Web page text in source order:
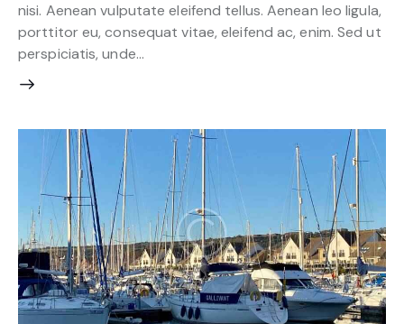
nisi. Aenean vulputate eleifend tellus. Aenean leo ligula,
porttitor eu, consequat vitae, eleifend ac, enim. Sed ut
perspiciatis, unde…